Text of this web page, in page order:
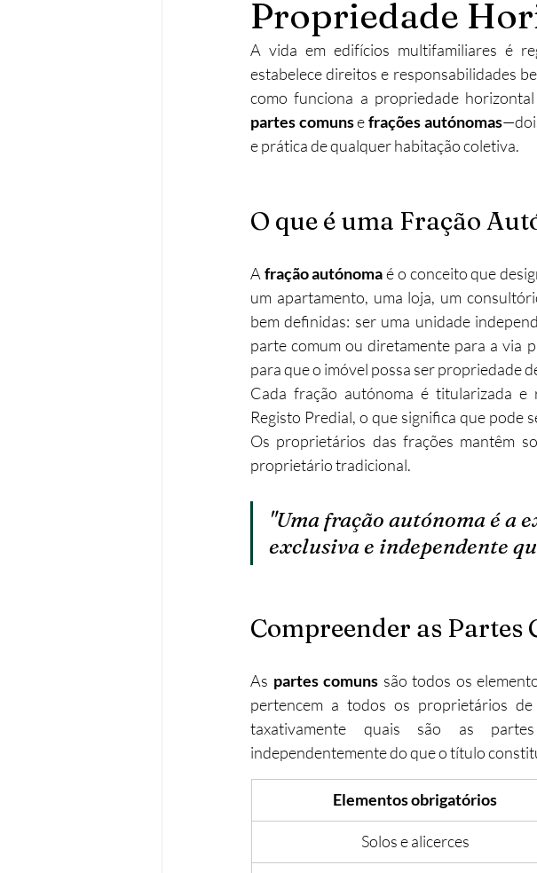
Operações urbanísticas
Acessibilidades Remodelação Turismo
Propriedade
A vida em edifícios multifamiliares é
estabelece direitos e responsabilidades
partes comuns e frações autónomas
e prática de qualquer habitação coletiva.
O que é uma Fração
A fração autónoma é o conceito que
um apartamento, uma loja, um
bem definidas: ser uma unidade
parte comum ou diretamente para a via
para que o imóvel possa ser propriedade
Cada fração autónoma é titularizada e
Registo Predial, o que significa que pode
Os proprietários das frações mantêm
proprietário tradicional.
"Uma fração autónoma é a
exclusiva e independente
Compreender as Partes
As partes comuns são todos os
pertencem a todos os proprietários
taxativamente quais são as partes
independentemente do que o título
Elementos obrigatórios
Solos e alicerces